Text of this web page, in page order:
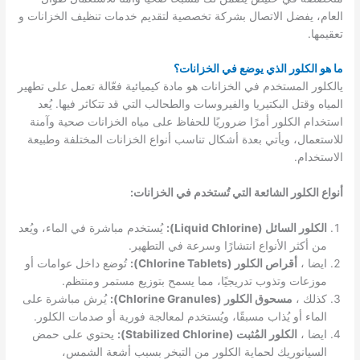
العام، يفضل الاتصال بشركة تخصصية لتقديم خدمات تنظيف الخزانات و
تعقيمها.
ما هو الكلور الذي يوضع في الخزانات؟
يالكلور المستخدم في الخزانات هو مادة كيميائية فعّالة تعمل على تطهير
المياه وقتل البكتيريا والفيروسات والطحالب التي قد تتكاثر فيها. يُعد
استخدام الكلور أمرًا ضروريًا للحفاظ على مياه الخزانات صحية وآمنة
للاستعمال، ويأتي بعدة أشكال تناسب أنواع الخزانات المختلفة وطبيعة
الاستخدام.
أنواع الكلور الشائعة التي تُستخدم في الخزانات:
الكلور السائل (Liquid Chlorine):
يُستخدم مباشرة في الماء، ويُعد
من أكثر الأنواع انتشارًا وسرعة في التطهير.
ايضا ، أقراص الكلور (Chlorine Tablets):
تُوضع داخل عوامات أو
موزعات وتذوب تدريجيًا، مما يسمح بتوزيع مستمر ومنتظم.
كذلك ، مسحوق الكلور (Chlorine Granules):
يُرش مباشرة على
الماء أو يُذاب مسبقًا، ويُستخدم لمعالجة فورية أو صدمات الكلور.
ايضا ، الكلور المُثبت (Stabilized Chlorine):
يحتوي على حمض
السيانوريك لحماية الكلور من التبخر بسبب أشعة الشمس،